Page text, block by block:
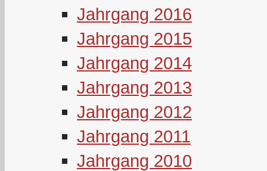
Jahrgang 2016
Jahrgang 2015
Jahrgang 2014
Jahrgang 2013
Jahrgang 2012
Jahrgang 2011
Jahrgang 2010